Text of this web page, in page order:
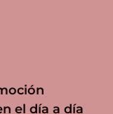
el día a día